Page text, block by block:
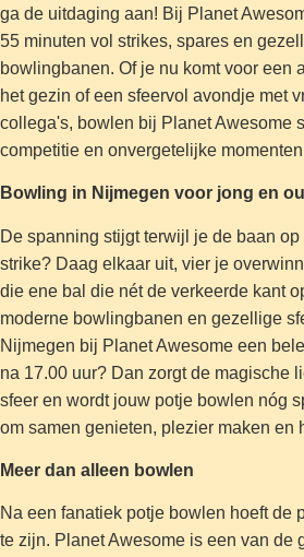
ga de uitdaging aan! Bij Planet
55 minuten vol strikes, spares en
bowlingbanen. Of je nu komt voor een
het gezin of een sfeervol avondje met
collega's, bowlen bij Planet Awesome
competitie en onvergetelijke
Bowling in Nijmegen voor jong en
De spanning stijgt terwijl je de baan
strike? Daag elkaar uit, vier je
die ene bal die nét de verkeerde kant
moderne bowlingbanen en gezellige
Nijmegen bij Planet Awesome een
na 17.00 uur? Dan zorgt de magische
sfeer en wordt jouw potje bowlen nóg
om samen genieten, plezier maken en
Meer dan alleen bowlen
Na een fanatiek potje bowlen hoeft de
te zijn. Planet Awesome is een van de